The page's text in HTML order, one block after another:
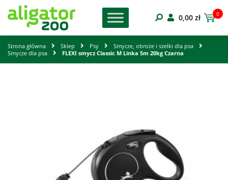
0,00 zł 0
Strona główna Sklep Psy
Smycze, obroże i szelki dla psa
Smycze dla psa
FLEXI smycz Classic M Linka 5m 20kg Czarna